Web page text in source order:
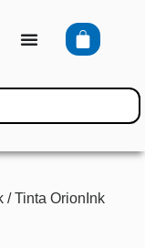
/ Tinta OrionInk